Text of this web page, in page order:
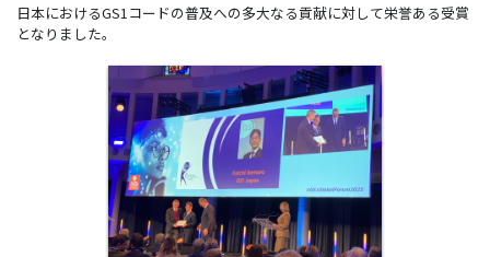
日本におけるGS1コードの普及への多大なる貢献に対して栄誉ある受賞
となりました。